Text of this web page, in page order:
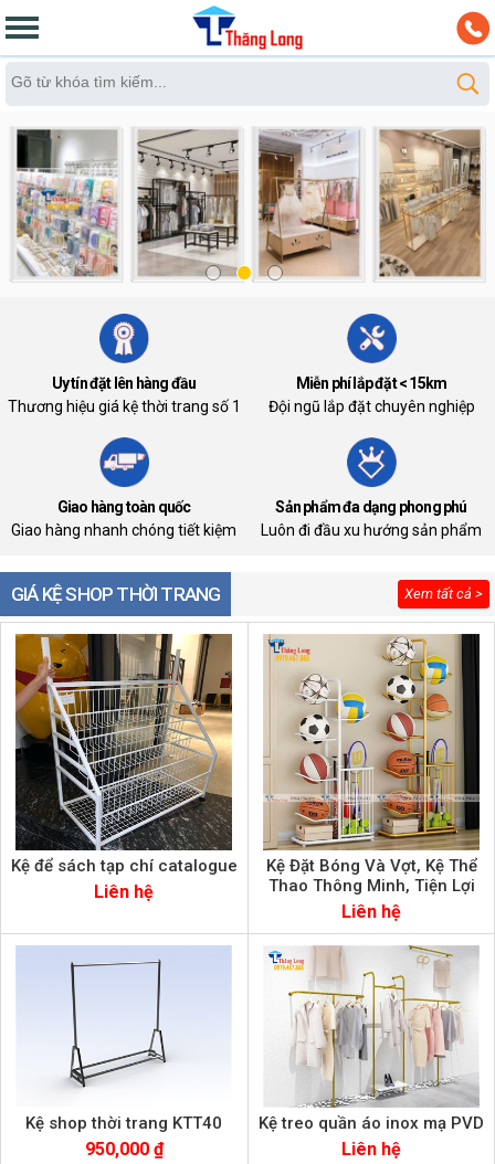
Uy tín đặt lên hàng đầu
Thương hiệu giá kệ thời trang số 1
Miễn phí lắp đặt < 15km
Đội ngũ lắp đặt chuyên nghiệp
Giao hàng toàn quốc
Giao hàng nhanh chóng tiết kiệm
Sản phẩm đa dạng phong phú
Luôn đi đầu xu hướng sản phẩm
Xem tất cả >
GIÁ KỆ SHOP THỜI TRANG
Kệ để sách tạp chí catalogue
Liên hệ
Kệ Đặt Bóng Và Vợt, Kệ Thể
Thao Thông Minh, Tiện Lợi
Liên hệ
Kệ shop thời trang KTT40
950,000 ₫
Kệ treo quần áo inox mạ PVD
Liên hệ